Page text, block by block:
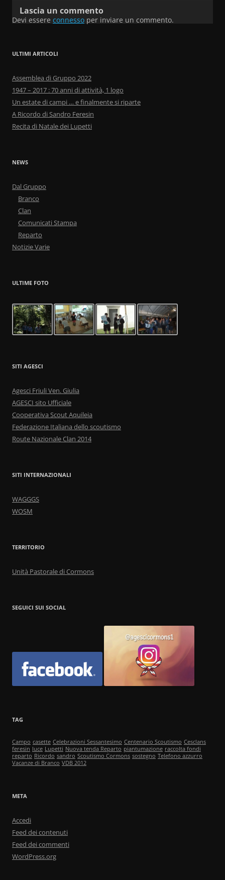
Lascia un commento
Devi essere connesso per inviare un commento.
ULTIMI ARTICOLI
Assemblea di Gruppo 2022
1947 – 2017 : 70 anni di attività, 1 logo
Un estate di campi … e finalmente si riparte
A Ricordo di Sandro Feresin
Recita di Natale dei Lupetti
NEWS
Dal Gruppo
Branco
Clan
Comunicati Stampa
Reparto
Notizie Varie
ULTIME FOTO
SITI AGESCI
Agesci Friuli Ven. Giulia
AGESCI sito Ufficiale
Cooperativa Scout Aquileia
Federazione Italiana dello scoutismo
Route Nazionale Clan 2014
SITI INTERNAZIONALI
WAGGGS
WOSM
TERRITORIO
Unità Pastorale di Cormons
SEGUICI SUI SOCIAL
TAG
Campo casette Celebrazioni Sessantesimo Centenario Scoutismo Cesclans
feresin luce Lupetti Nuova tenda Reparto piantumazione raccolta fondi
reparto Ricordo sandro Scoutismo Cormons sostegno Telefono azzurro
Vacanze di Branco VDB 2012
META
Accedi
Feed dei contenuti
Feed dei commenti
WordPress.org